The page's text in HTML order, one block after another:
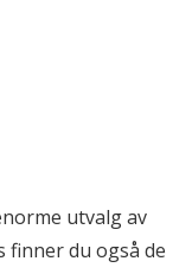
utvalg av
finner du også de